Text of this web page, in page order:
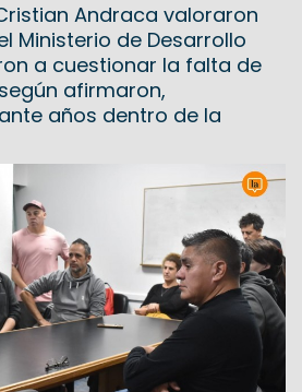
Andraca valoraron
Ministerio de Desarrollo
a cuestionar la falta de
afirmaron,
años dentro de la